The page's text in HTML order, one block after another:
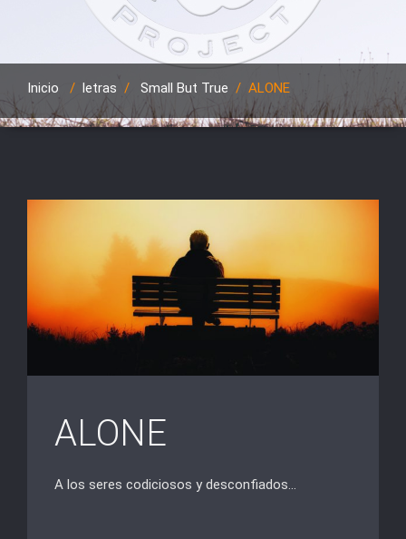
Inicio / letras / Small But True / ALONE
ALONE
A los seres codiciosos y desconfiados…